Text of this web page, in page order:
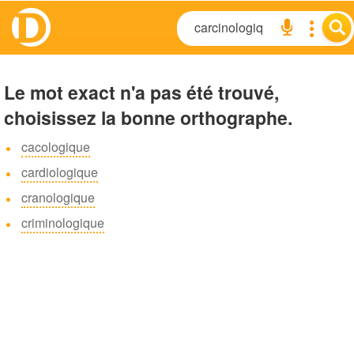
Le mot exact n'a pas été trouvé,
choisissez la bonne orthographe.
cacologique
cardiologique
cranologique
criminologique